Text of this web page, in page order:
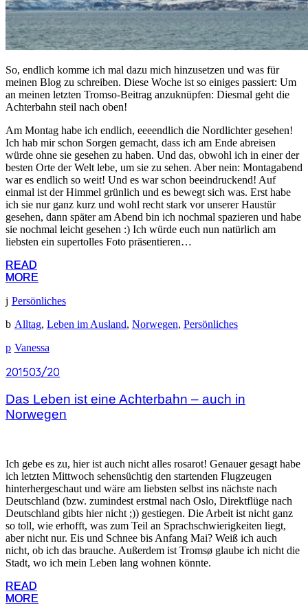
So, endlich komme ich mal dazu mich hinzusetzen und was für
meinen Blog zu schreiben. Diese Woche ist so einiges passiert: Um
an meinen letzten Tromso-Beitrag anzuknüpfen: Diesmal geht die
Achterbahn steil nach oben!
Am Montag habe ich endlich, eeeendlich die Nordlichter gesehen!
Ich hab mir schon Sorgen gemacht, dass ich am Ende abreisen
würde ohne sie gesehen zu haben. Und das, obwohl ich in einer der
besten Orte der Welt lebe, um sie zu sehen. Aber nein: Montagabend
war es endlich so weit! Und es war schon beeindruckend! Auf
einmal ist der Himmel grünlich und es bewegt sich was. Erst habe
ich sie nur ganz kurz und wohl recht stark vor unserer Haustür
gesehen, dann später am Abend bin ich nochmal spazieren und habe
sie nochmal leicht gesehen :) Ich würde euch nun natürlich am
liebsten ein supertolles Foto präsentieren…
READ
MORE
READ
MORE
Persönliches
Alltag, Leben im Ausland, Norwegen, Persönliches
Vanessa
201503/20
201503/20
Das Leben ist eine Achterbahn – auch in
Norwegen
Ich gebe es zu, hier ist auch nicht alles rosarot! Genauer gesagt habe
ich letzten Mittwoch sehensüchtig den startenden Flugzeugen
hinterhergeschaut und wäre am liebsten selbst ins nächste nach
Deutschland (bzw. zumindest erstmal nach Oslo, Direktflüge nach
Deutschland gibts hier nicht ;)) gestiegen. Die Arbeit ist nicht ganz
so toll, wie erhofft, was zum Teil an Sprachschwierigkeiten liegt,
aber nicht nur. Eis und Schnee bis Anfang Mai? Weiß ich auch
nicht, ob ich das brauche. Außerdem ist Tromsø glaube ich nicht die
Stadt, wo ich mein Leben lang wohnen könnte.
READ
MORE
READ
MORE